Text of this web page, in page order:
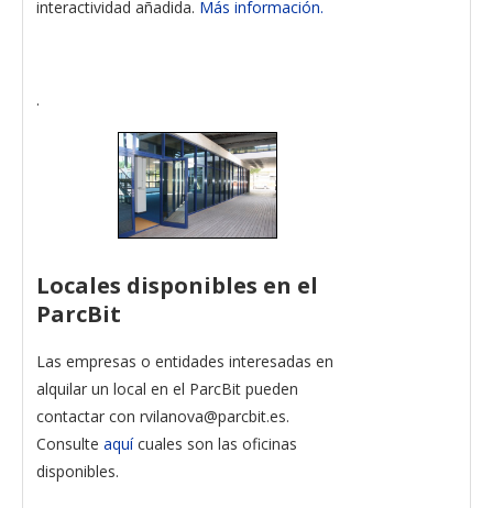
interactividad añadida. Más información.
.
Locales disponibles en el
ParcBit
Las empresas o entidades interesadas en
alquilar un local en el ParcBit pueden
contactar con rvilanova@parcbit.es.
Consulte aquícuales son las oficinas
disponibles.